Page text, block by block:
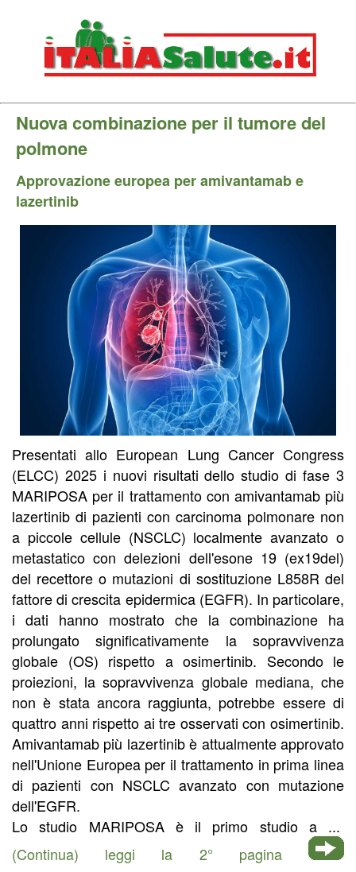
Nuova combinazione per il tumore del
polmone
Approvazione europea per amivantamab e
lazertinib
Presentati allo European Lung Cancer Congress
(ELCC) 2025 i nuovi risultati dello studio di fase 3
MARIPOSA per il trattamento con amivantamab più
lazertinib di pazienti con carcinoma polmonare non
a piccole cellule (NSCLC) localmente avanzato o
metastatico con delezioni dell'esone 19 (ex19del)
del recettore o mutazioni di sostituzione L858R del
fattore di crescita epidermica (EGFR). In particolare,
i dati hanno mostrato che la combinazione ha
prolungato significativamente la sopravvivenza
globale (OS) rispetto a osimertinib. Secondo le
proiezioni, la sopravvivenza globale mediana, che
non è stata ancora raggiunta, potrebbe essere di
quattro anni rispetto ai tre osservati con osimertinib.
Amivantamab più lazertinib è attualmente approvato
nell'Unione Europea per il trattamento in prima linea
di pazienti con NSCLC avanzato con mutazione
dell'EGFR.
Lo studio MARIPOSA è il primo studio a ...
(Continua) leggi la 2° pagina